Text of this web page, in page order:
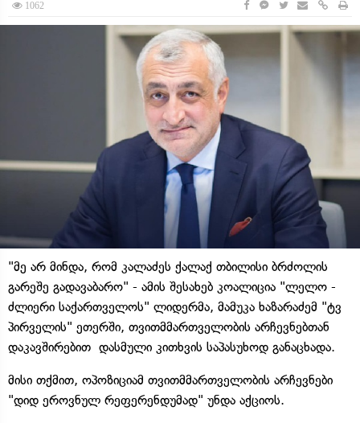
1062
"მე არ მინდა, რომ კალაძეს ქალაქ თბილისი ბრძოლის
გარეშე გადავაბარო" - ამის შესახებ კოალიცია "ლელო -
ძლიერი საქართველოს" ლიდერმა, მამუკა ხაზარაძემ "ტვ
პირველის" ეთერში, თვითმმართველობის არჩევნებთან
დაკავშირებით დასმული კითხვის საპასუხოდ განაცხადა.
მისი თქმით, ოპოზიციამ თვითმმართველობის არჩევნები
"დიდ ეროვნულ რეფერენდუმად" უნდა აქციოს.